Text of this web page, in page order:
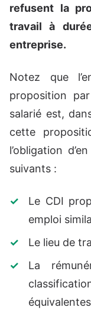
refusent la
travail à
entreprise.
Notez que
proposition
salarié est,
cette
l’obligation
suivants :
Le CDI
emploi
Le lieu de
La